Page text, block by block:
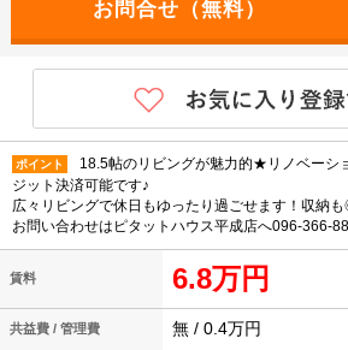
ポイント
18.5帖のリビングが魅力的★リノベーシ
ジット決済可能です♪
広々リビングで休日もゆったり過ごせます！収納
お問い合わせはピタットハウス平成店へ096-366-
賃料 6.8万円
共益費 / 管理費 無 / 0.4万円